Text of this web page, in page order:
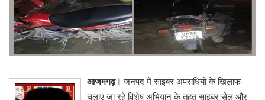
आजमगढ़। जनपद में साइबर अपराधियों के खिलाफ
चलाए जा रहे विशेष अभियान के तहत साइबर सेल और